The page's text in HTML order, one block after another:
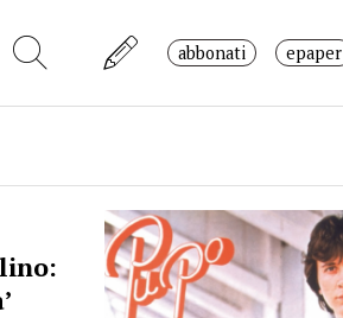
abbonati epaper